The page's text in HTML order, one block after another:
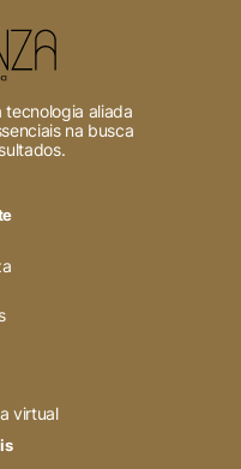
tecnologia aliada
na busca
virtual